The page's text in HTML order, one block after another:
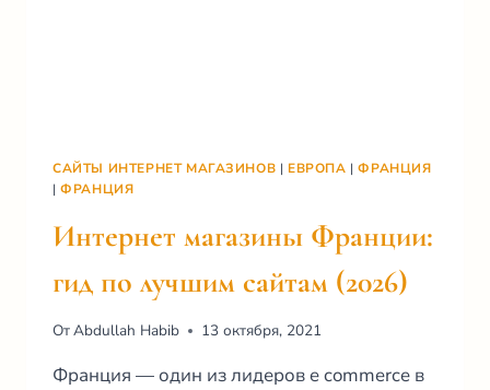
САЙТЫ ИНТЕРНЕТ МАГАЗИНОВ | ЕВРОПА |ФРАНЦИЯ
|ФРАНЦИЯ
Интернет магазины Франции:
гид по лучшим сайтам (2026)
ОтAbdullah Habib 13 октября, 2021
Франция — один из лидеров e commerce в